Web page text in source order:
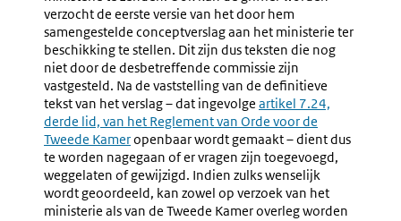
verzocht de eerste versie van het door hem
samengestelde conceptverslag aan het ministerie ter
beschikking te stellen. Dit zijn dus teksten die nog
niet door de desbetreffende commissie zijn
vastgesteld. Na de vaststelling van de definitieve
tekst van het verslag – dat ingevolge Externe
link:
artikel 7.24,
derde lid, van het Reglement van Orde voor de
Tweede Kameropenbaar wordt gemaakt – dient dus
te worden nagegaan of er vragen zijn toegevoegd,
weggelaten of gewijzigd. Indien zulks wenselijk
wordt geoordeeld, kan zowel op verzoek van het
ministerie als van de Tweede Kamer overleg worden